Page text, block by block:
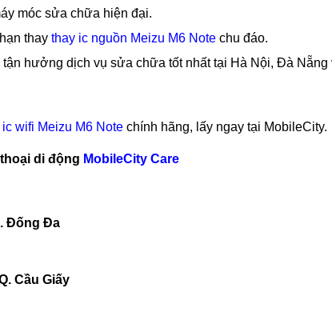
móc sửa chữa hiện đại.
thay thay ic nguồn Meizu M6 Note chu đáo.
hưởng dịch vụ sửa chữa tốt nhất tại Hà Nội, Đà Nẵng
ic wifi Meizu M6 Note chính hãng, lấy ngay tại MobileCity.
di động MobileCity Care
Đống Đa
Cầu Giấy